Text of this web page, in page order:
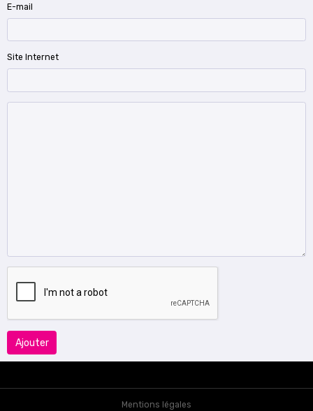
E-mail
Site Internet
Ajouter
Mentions légales